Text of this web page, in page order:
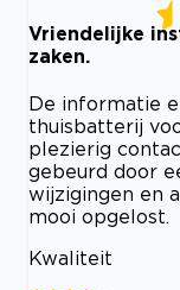
Vriendelijke
zaken.
De informatie
thuisbatterij
plezierig
gebeurd door
wijzigingen en
mooi opgelost.
Kwaliteit